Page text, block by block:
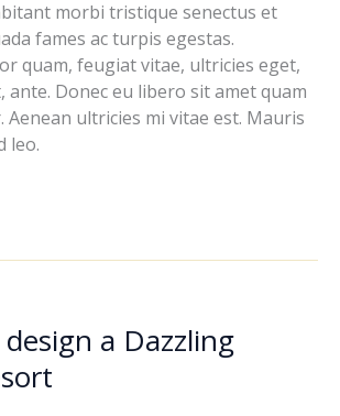
morbi tristique senectus et
fames ac turpis egestas.
quam, feugiat vitae, ultricies eget,
ante. Donec eu libero sit amet quam
Aenean ultricies mi vitae est. Mauris
leo.
a Dazzling